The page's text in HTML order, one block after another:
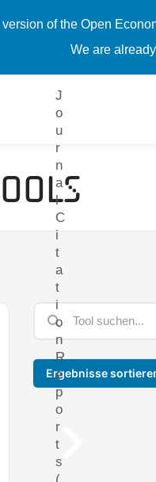
version of the Open
We are
Ergebnisse
)
Texte
J
o
u
r
n
a
l
C
i
t
a
t
i
o
n
R
e
p
o
r
t
s
(